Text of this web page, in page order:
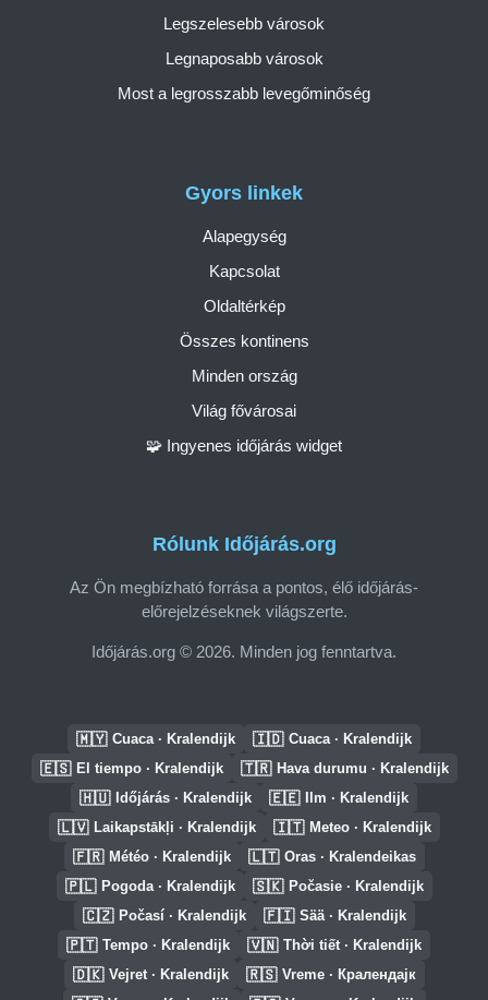
Rólunk Időjárás.org
Az Ön megbízható forrása a pontos, élő időjárás-
előrejelzéseknek világszerte.
Időjárás.org © 2026. Minden jog fenntartva.
Gyors linkek
Alapegység
Kapcsolat
Oldaltérkép
Összes kontinens
Minden ország
Világ fővárosai
🧩 Ingyenes időjárás widget
Legszelesebb városok
Legnaposabb városok
Most a legrosszabb levegőminőség
🇲🇾 Cuaca · Kralendijk 🇮🇩 Cuaca · Kralendijk
🇪🇸 El tiempo · Kralendijk 🇹🇷 Hava durumu · Kralendijk
🇭🇺 Időjárás · Kralendijk 🇪🇪 Ilm · Kralendijk
🇱🇻 Laikapstākļi · Kralendijk 🇮🇹 Meteo · Kralendijk
🇫🇷 Météo · Kralendijk 🇱🇹 Oras · Kralendeikas
🇵🇱 Pogoda · Kralendijk 🇸🇰 Počasie · Kralendijk
🇨🇿 Počasí · Kralendijk 🇫🇮 Sää · Kralendijk
🇵🇹 Tempo · Kralendijk 🇻🇳 Thời tiết · Kralendijk
🇩🇰 Vejret · Kralendijk 🇷🇸 Vreme · Кралендајк